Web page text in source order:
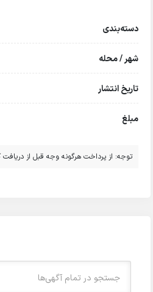
دسته‌بندی
شهر / محله
تاریخ انتشار
مبلغ
توجه: از پرداخت هرگونه وجه قبل از دریافت